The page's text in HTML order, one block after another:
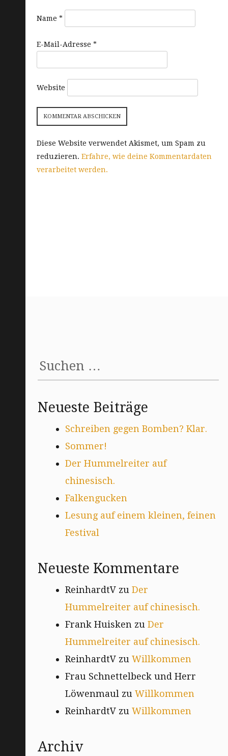
Name *
E-Mail-Adresse *
Website
Diese Website verwendet Akismet, um Spam zu
reduzieren. Erfahre, wie deine Kommentardaten
verarbeitet werden.
nach:
Neueste Beiträge
Schreiben gegen Bomben? Klar.
Sommer!
Der Hummelreiter auf
chinesisch.
Falkengucken
Lesung auf einem kleinen, feinen
Festival
Neueste Kommentare
ReinhardtVzu Der
Hummelreiter auf chinesisch.
Frank Huiskenzu Der
Hummelreiter auf chinesisch.
ReinhardtVzu Willkommen
Frau Schnettelbeck und Herr
Löwenmaulzu Willkommen
ReinhardtVzu Willkommen
Archiv